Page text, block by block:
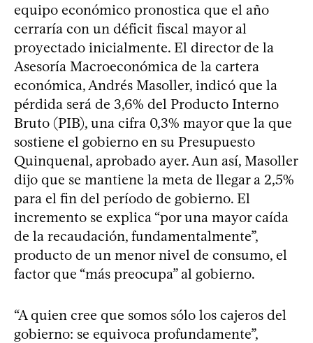
equipo económico pronostica que el año
cerraría con un déficit fiscal mayor al
proyectado inicialmente. El director de la
Asesoría Macroeconómica de la cartera
económica, Andrés Masoller, indicó que la
pérdida será de 3,6% del Producto Interno
Bruto (PIB), una cifra 0,3% mayor que la que
sostiene el gobierno en su Presupuesto
Quinquenal, aprobado ayer. Aun así, Masoller
dijo que se mantiene la meta de llegar a 2,5%
para el fin del período de gobierno. El
incremento se explica “por una mayor caída
de la recaudación, fundamentalmente”,
producto de un menor nivel de consumo, el
factor que “más preocupa” al gobierno.
“A quien cree que somos sólo los cajeros del
gobierno: se equivoca profundamente”,